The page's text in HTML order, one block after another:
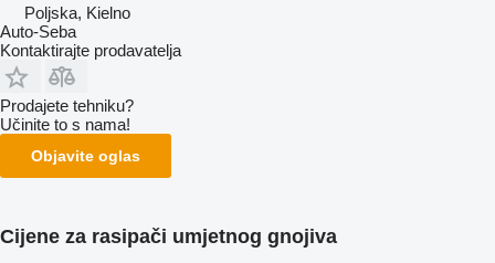
Poljska, Kielno
Auto-Seba
Kontaktirajte prodavatelja
Prodajete tehniku?
Učinite to s nama!
Objavite oglas
Cijene za rasipači umjetnog gnojiva